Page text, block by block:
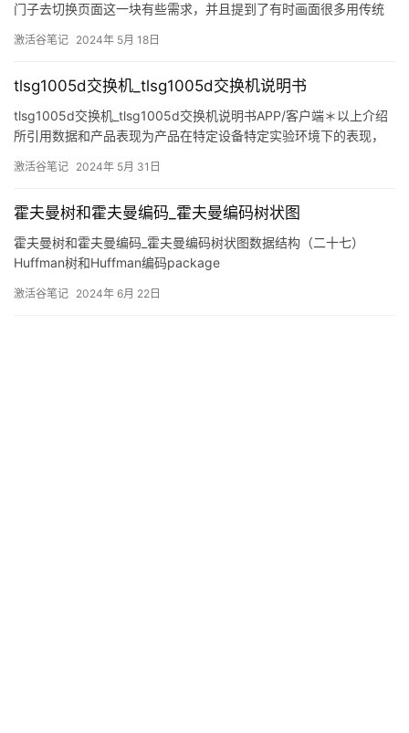
门子去切换页面这一块有些需求，并且提到了有时画面很多用传统
其他的方式实现多画面的一个切换呢。那在这里给大家介绍另外一
激活谷笔记 2024年 5月 18日
tlsg1005d交换机_tlsg1005d交换机说明书
tlsg1005d交换机_tlsg1005d交换机说明书APP/客户端＊以上介绍
所引用数据和产品表现为产品在特定设备特定实验环境下的表现，
均为科学原理解释，不涉及其他目的。 以上内容中所提及到的第
激活谷笔记 2024年 5月 31日
霍夫曼树和霍夫曼编码_霍夫曼编码树状图
霍夫曼树和霍夫曼编码_霍夫曼编码树状图数据结构（二十七）
Huffman树和Huffman编码package
激活谷笔记 2024年 6月 22日